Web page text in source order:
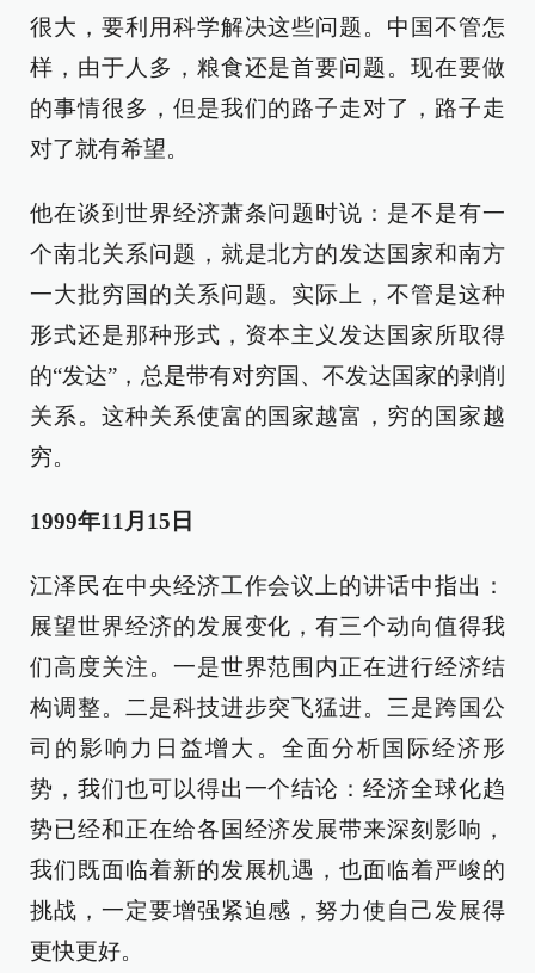
很大，要利用科学解决这些问题。中国不管怎
样，由于人多，粮食还是首要问题。现在要做
的事情很多，但是我们的路子走对了，路子走
对了就有希望。
他在谈到世界经济萧条问题时说：是不是有一
个南北关系问题，就是北方的发达国家和南方
一大批穷国的关系问题。实际上，不管是这种
形式还是那种形式，资本主义发达国家所取得
的“发达”，总是带有对穷国、不发达国家的剥削
关系。这种关系使富的国家越富，穷的国家越
穷。
1999年11月15日
江泽民在中央经济工作会议上的讲话中指出：
展望世界经济的发展变化，有三个动向值得我
们高度关注。一是世界范围内正在进行经济结
构调整。二是科技进步突飞猛进。三是跨国公
司的影响力日益增大。全面分析国际经济形
势，我们也可以得出一个结论：经济全球化趋
势已经和正在给各国经济发展带来深刻影响，
我们既面临着新的发展机遇，也面临着严峻的
挑战，一定要增强紧迫感，努力使自己发展得
更快更好。